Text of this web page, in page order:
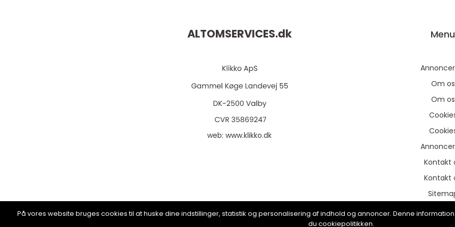
ALTOMSERVICES.dk
web:www.klikko.dk
Menu
Om os
Om os
Kontakt
Kontakt
På vores website bruges cookies til at huske dine indstillinger, statistik og personalisering af indhold og annoncer. Denne
du cookiepolitikken.